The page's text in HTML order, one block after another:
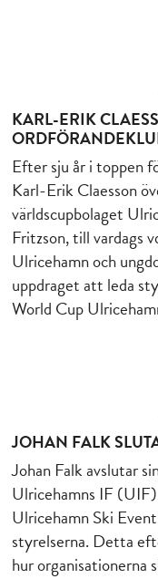
KARL-ERIK
Efter sju år i toppen
Karl-Erik Claesson
världscupbolaget
Fritzson, till vardags
Ulricehamn och
uppdraget att leda
World Cup
JOHAN FALK
Johan Falk avslutar
Ulricehamns IF
Ulricehamn Ski
styrelserna. Detta
hur organisationerna